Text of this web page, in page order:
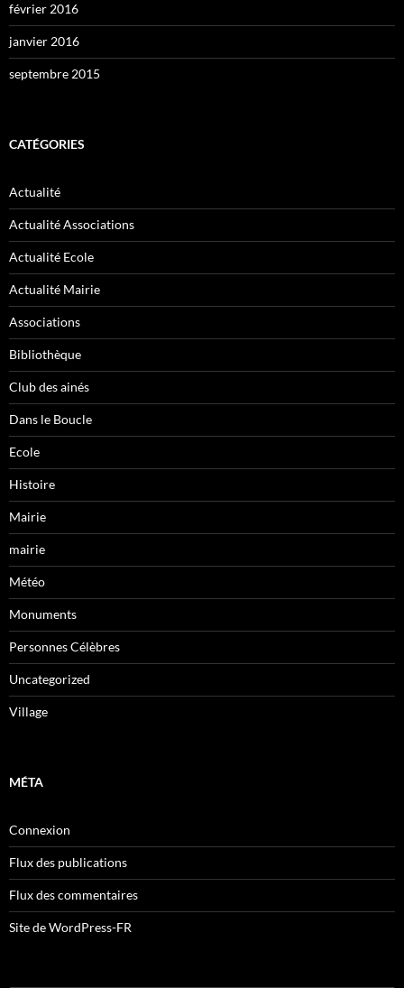
février 2016
janvier 2016
septembre 2015
CATÉGORIES
Actualité
Actualité Associations
Actualité Ecole
Actualité Mairie
Associations
Bibliothèque
Club des ainés
Dans le Boucle
Ecole
Histoire
Mairie
mairie
Météo
Monuments
Personnes Célèbres
Uncategorized
Village
MÉTA
Connexion
Flux des publications
Flux des commentaires
Site de WordPress-FR